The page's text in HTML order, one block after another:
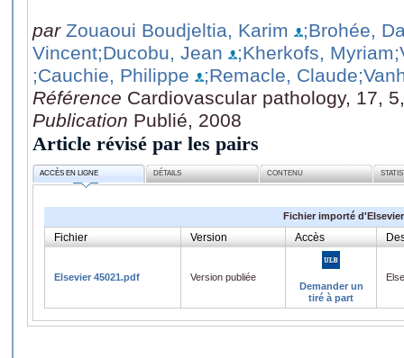
par Zouaoui Boudjeltia, Karim
;Brohée,
Vincent;Ducobu, Jean ;Kherkofs, Myriam
;Cauchie, Philippe
;Remacle, Claude
Référence Cardiovascular pathology, 17,
Publication Publié, 2008
Article révisé par les pairs
ACCÈS EN LIGNE DÉTAILS CONTENU
Fichier importé d'Elsevier
Fichier Version Accès
Elsevier 45021.pdf
Version publiée
Demander un
tiré à part